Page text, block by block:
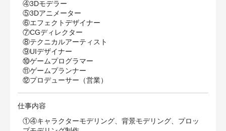
④3Dモデラー
⑤3Dアニメーター
⑥エフェクトデザイナー
⑦CGディレクター
⑧テクニカルアーティスト
⑨UIデザイナー
⑩ゲームプログラマー
⑪ゲームプランナー
⑫プロデューサー（営業）
仕事内容
①④キャラクターモデリング、背景モデリング、プロッ